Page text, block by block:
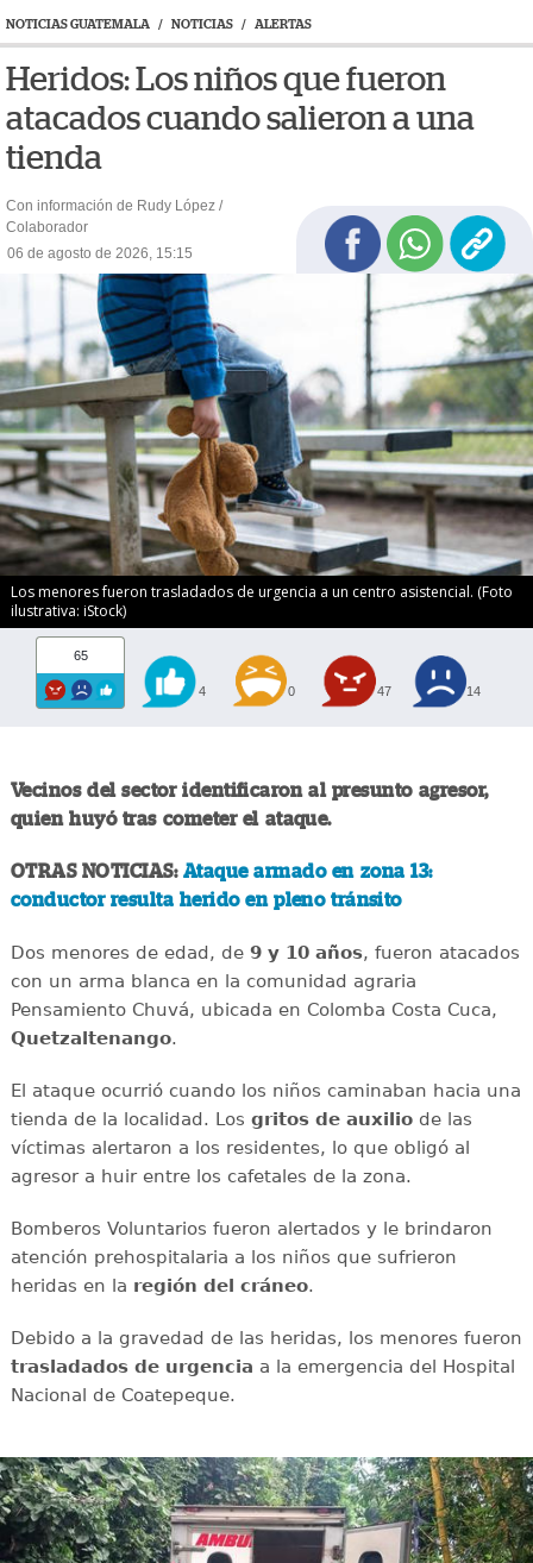
NOTICIAS GUATEMALA / NOTICIAS / ALERTAS
Heridos: Los niños que fueron
atacados cuando salieron a una
tienda
Con información de Rudy López /
Colaborador
06 de agosto de 2026, 15:15
Los menores fueron trasladados de urgencia a un centro asistencial. (Foto
ilustrativa: iStock)
65
4 0 47 14
Vecinos del sector identificaron al presunto agresor,
quien huyó tras cometer el ataque.
OTRAS NOTICIAS:Ataque armado en zona 13:
conductor resulta herido en pleno tránsito
Dos menores de edad, de 9 y 10 años, fueron atacados
con un arma blanca en la comunidad agraria
Pensamiento Chuvá, ubicada en Colomba Costa Cuca,
Quetzaltenango.
El ataque ocurrió cuando los niños caminaban hacia una
tienda de la localidad. Los gritos de auxiliode las
víctimas alertaron a los residentes, lo que obligó al
agresor a huir entre los cafetales de la zona.
Bomberos Voluntarios fueron alertados y le brindaron
atención prehospitalaria a los niños que sufrieron
heridas en la región del cráneo.
Debido a la gravedad de las heridas, los menores fueron
trasladados de urgencia a la emergencia del Hospital
Nacional de Coatepeque.